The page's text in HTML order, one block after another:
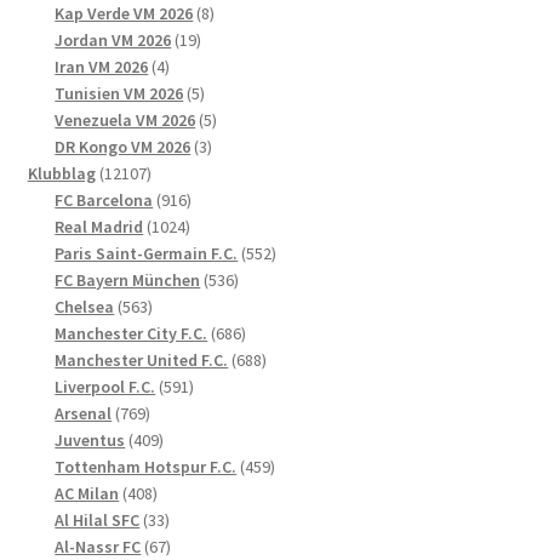
Kap Verde VM 2026 88
Jordan VM 2026 1919
Iran VM 2026 44
produkter
Tunisien VM 2026 55
produkter
Venezuela VM 2026 55
DR Kongo VM 2026 33
Klubblag 1210712107
produkter
FC Barcelona 916916
produkter
Real Madrid 10241024
produkter
Paris Saint-Germain F.C. 552552
FC Bayern München 536536
Chelsea 563563
produkter
Manchester City F.C. 686686
produkter
Manchester United F.C. 688688
Liverpool F.C. 591591
Arsenal 769769
produkter
Juventus 409409
produkter
Tottenham Hotspur F.C. 459459
AC Milan 408408
produkter
Al Hilal SFC 3333
produkter
Al-Nassr FC 6767